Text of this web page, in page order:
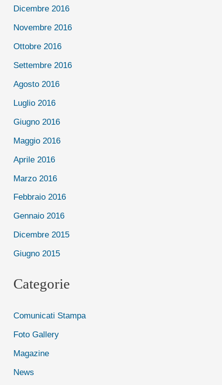
Dicembre 2016
Novembre 2016
Ottobre 2016
Settembre 2016
Agosto 2016
Luglio 2016
Giugno 2016
Maggio 2016
Aprile 2016
Marzo 2016
Febbraio 2016
Gennaio 2016
Dicembre 2015
Giugno 2015
Categorie
Comunicati Stampa
Foto Gallery
Magazine
News